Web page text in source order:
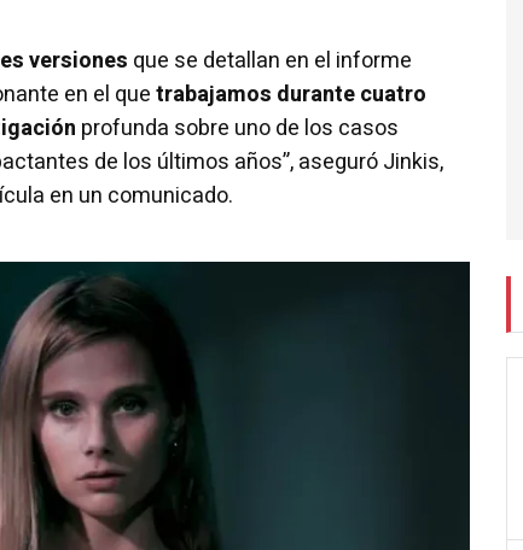
versiones que se detallan en el informe
en el quetrabajamos durante cuatro
profunda sobre uno de los casos
de los últimos años”, aseguró Jinkis,
en un comunicado.